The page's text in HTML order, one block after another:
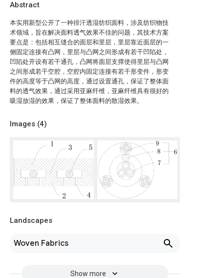
Abstract
本实用新型公开了一种排汗透湿纺织面料，涉及纺织物技
术领域，旨在解决面料透气效果不佳的问题，其技术方案
要点是：包括相互缝合的面层和里层，里层靠近面层的一
侧固定连接有凸网，里层与凸网之间形成有若干凹陷处，
凹陷处开设有若干通孔，凸网将面层支撑使得里层与凸网
之间形成若干空腔，空腔内固定连接有若干形变件，形变
件的高度等于凸网的高度，通过设置通孔，保证了整体面
料的透气效果，通过采用亚麻纤维，亚麻纤维具有很好的
吸湿放湿的效果，保证了整体面料的散湿效果。
Images (4)
Landscapes
Woven Fabrics
Show more